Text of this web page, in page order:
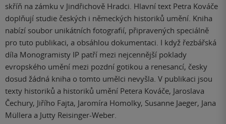
skříň na zámku v Jindřichově Hradci. Hlavní text Petra Kováče
doplňují studie českých i německých historiků umění. Kniha
nabízí soubor unikátních fotografií, připravených speciálně
pro tuto publikaci, a obsáhlou dokumentaci. I když řezbářská
díla Monogramisty IP patří mezi nejcennější poklady
evropského umění mezi pozdní gotikou a renesancí, česky
dosud žádná kniha o tomto umělci nevyšla. V publikaci jsou
texty historiků a historiků umění Petera Kováče, Jaroslava
Čechury, Jiřího Fajta, Jaromíra Homolky, Susanne Jaeger, Jana
Müllera a Jutty Reisinger-Weber.